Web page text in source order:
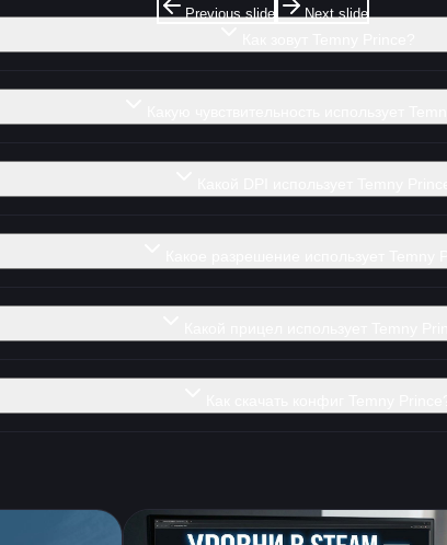
Previous slide Next slide